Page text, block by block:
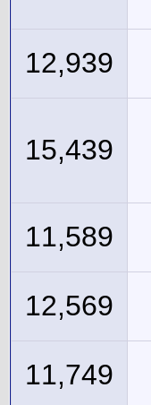
12,939
15,439
11,589
12,569
11,749